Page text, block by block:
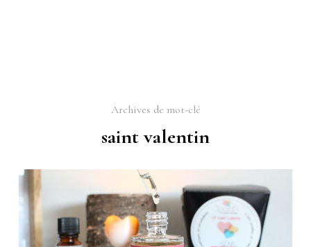
Archives de mot-clé
saint valentin